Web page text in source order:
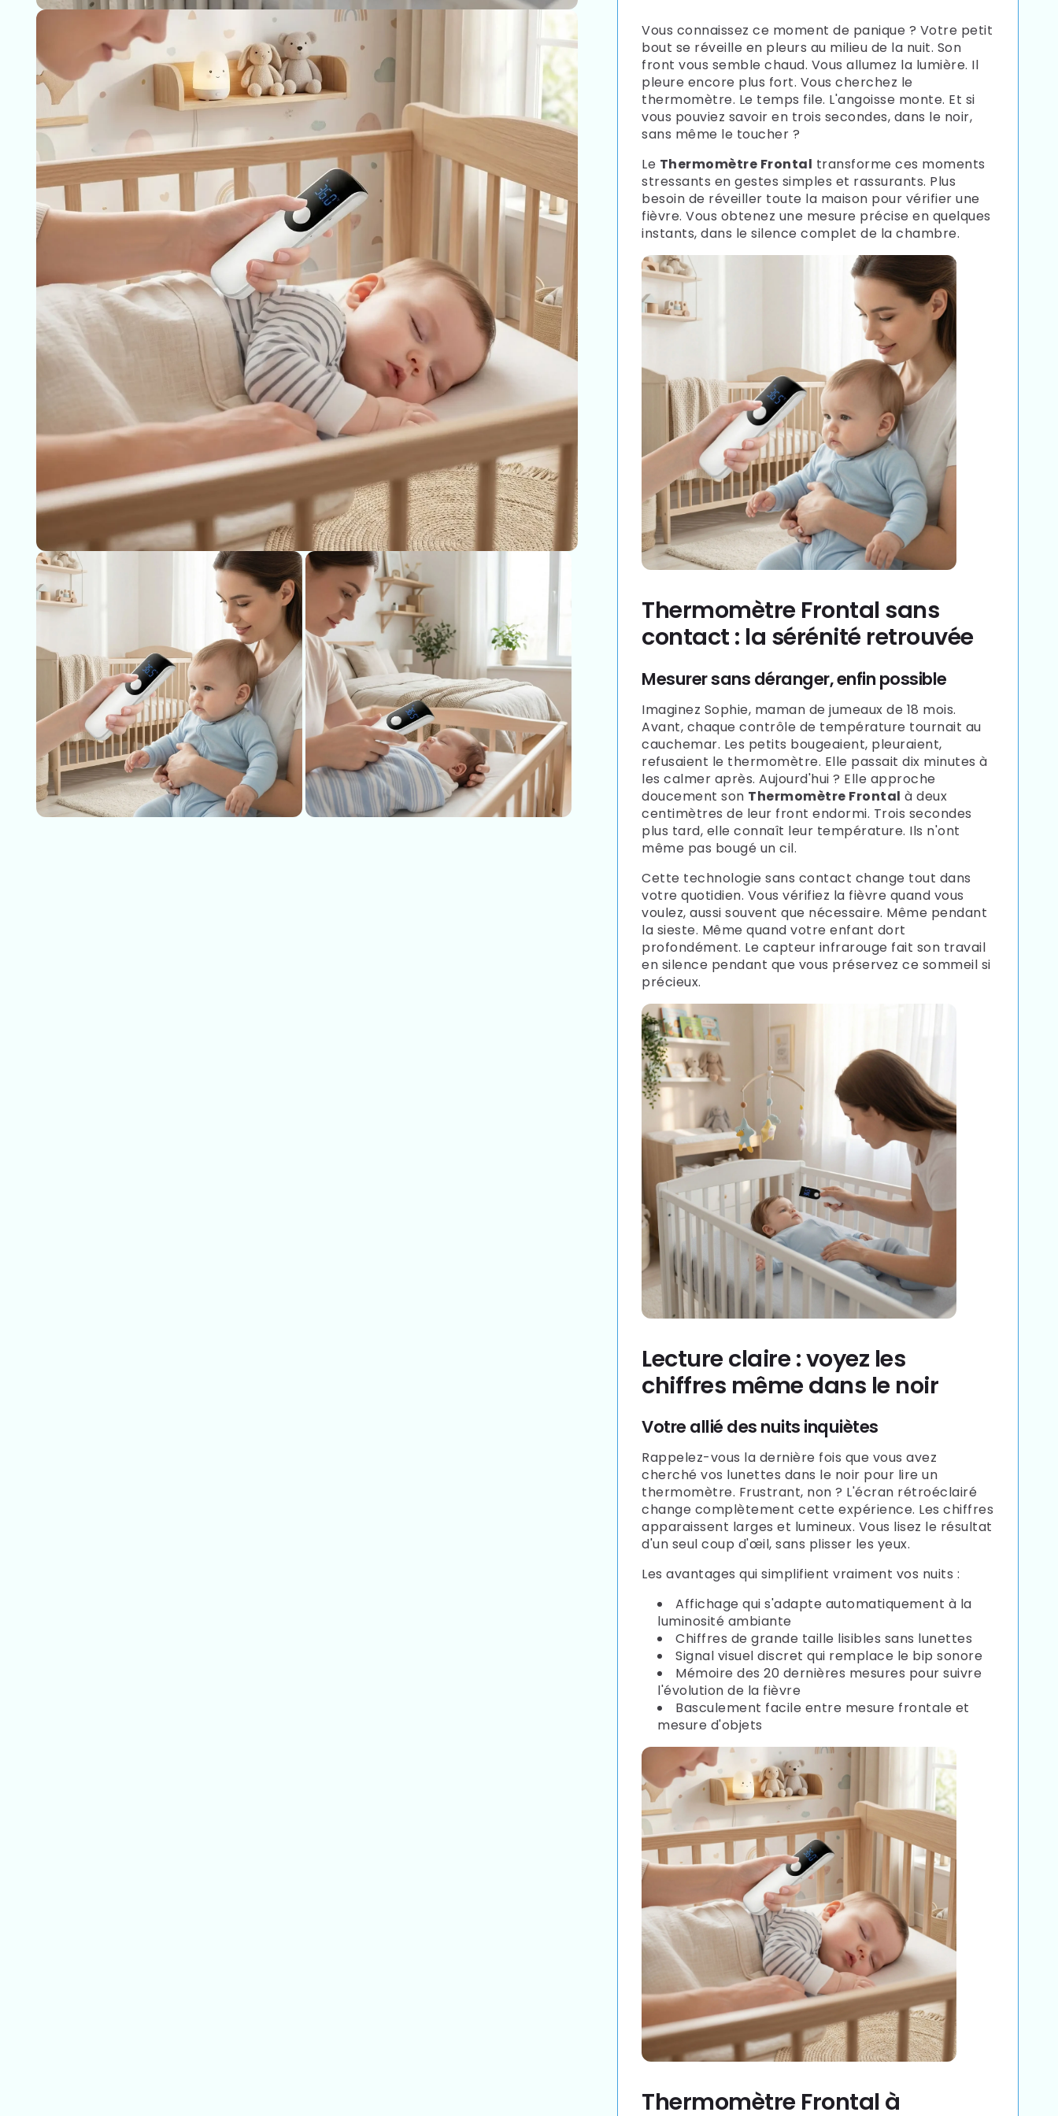
Vous connaissez ce moment de panique ? Votre petit
bout se réveille en pleurs au milieu de la nuit. Son
front vous semble chaud. Vous allumez la lumière. Il
pleure encore plus fort. Vous cherchez le
thermomètre. Le temps file. L'angoisse monte. Et si
vous pouviez savoir en trois secondes, dans le noir,
sans même le toucher ?
Le Thermomètre Frontal transforme ces moments
stressants en gestes simples et rassurants. Plus
besoin de réveiller toute la maison pour vérifier une
fièvre. Vous obtenez une mesure précise en quelques
instants, dans le silence complet de la chambre.
Thermomètre Frontal sans
contact : la sérénité retrouvée
Mesurer sans déranger, enfin possible
Imaginez Sophie, maman de jumeaux de 18 mois.
Avant, chaque contrôle de température tournait au
cauchemar. Les petits bougeaient, pleuraient,
refusaient le thermomètre. Elle passait dix minutes à
les calmer après. Aujourd'hui ? Elle approche
doucement son Thermomètre Frontal à deux
centimètres de leur front endormi. Trois secondes
plus tard, elle connaît leur température. Ils n'ont
même pas bougé un cil.
Cette technologie sans contact change tout dans
votre quotidien. Vous vérifiez la fièvre quand vous
voulez, aussi souvent que nécessaire. Même pendant
la sieste. Même quand votre enfant dort
profondément. Le capteur infrarouge fait son travail
en silence pendant que vous préservez ce sommeil si
précieux.
Lecture claire : voyez les
chiffres même dans le noir
Votre allié des nuits inquiètes
Rappelez-vous la dernière fois que vous avez
cherché vos lunettes dans le noir pour lire un
thermomètre. Frustrant, non ? L'écran rétroéclairé
change complètement cette expérience. Les chiffres
apparaissent larges et lumineux. Vous lisez le résultat
d'un seul coup d'œil, sans plisser les yeux.
Les avantages qui simplifient vraiment vos nuits :
Affichage qui s'adapte automatiquement à la
luminosité ambiante
Chiffres de grande taille lisibles sans lunettes
Signal visuel discret qui remplace le bip sonore
Mémoire des 20 dernières mesures pour suivre
l'évolution de la fièvre
Basculement facile entre mesure frontale et
mesure d'objets
Thermomètre Frontal à